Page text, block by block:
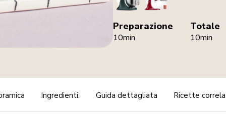
Preparazione
10min
Totale
10min
Ingredienti: Guida dettagliata Ricette